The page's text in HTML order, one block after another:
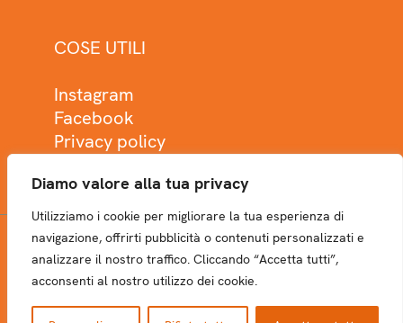
Diamo valore alla tua privacy
Utilizziamo i cookie per migliorare la tua esperienza di
navigazione, offrirti pubblicità o contenuti personalizzati e
analizzare il nostro traffico. Cliccando “Accetta tutti”,
acconsenti al nostro utilizzo dei cookie.
COSE UTILI
Instagram
Facebook
Privacy policy
NEWSLETTER